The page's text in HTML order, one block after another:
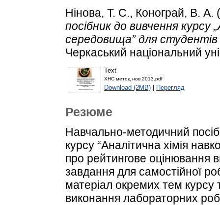
Нінова, Т. С., Конограй, В. А.
посібник до вивчення курсу
середовища” для студентів
Черкаський національний
Text
ХНС метод нов 2013.pdf
Download (2MB) Перегляд
Резюме
Навчально-методичний
курсу “Аналітична хімія
про рейтингове оцінювання
завдання для самостійної
матеріал окремих тем курсу
виконання лабораторних